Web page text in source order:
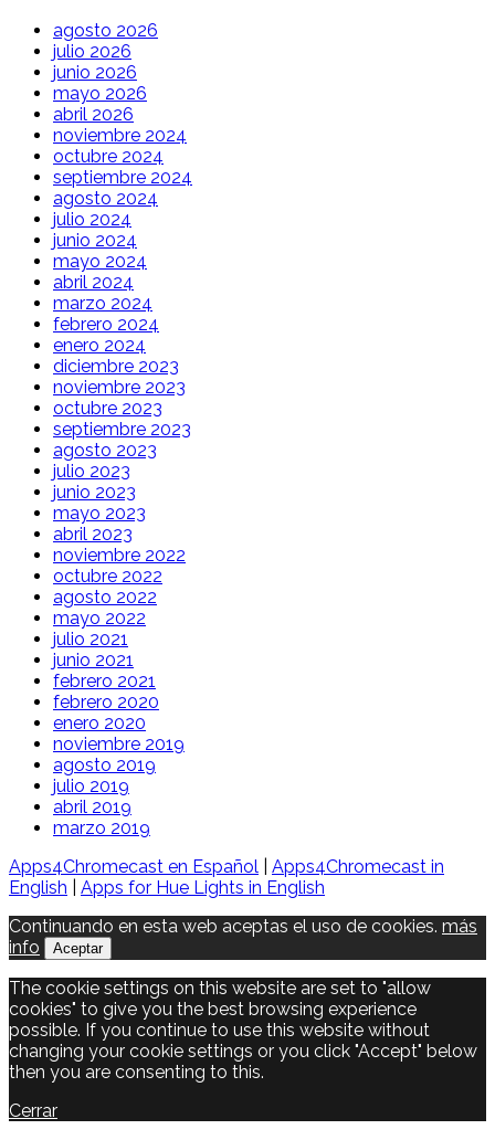
agosto 2026
julio 2026
junio 2026
mayo 2026
abril 2026
noviembre 2024
octubre 2024
septiembre 2024
agosto 2024
julio 2024
junio 2024
mayo 2024
abril 2024
marzo 2024
febrero 2024
enero 2024
diciembre 2023
noviembre 2023
octubre 2023
septiembre 2023
agosto 2023
julio 2023
junio 2023
mayo 2023
abril 2023
noviembre 2022
octubre 2022
agosto 2022
mayo 2022
julio 2021
junio 2021
febrero 2021
febrero 2020
enero 2020
noviembre 2019
agosto 2019
julio 2019
abril 2019
marzo 2019
Apps4Chromecast en Español
Apps4Chromecast in
English
Apps for Hue Lights in English
Continuando en esta web aceptas el uso de cookies. más
info
Aceptar
The cookie settings on this website are set to "allow
cookies" to give you the best browsing experience
possible. If you continue to use this website without
changing your cookie settings or you click "Accept" below
then you are consenting to this.
Cerrar